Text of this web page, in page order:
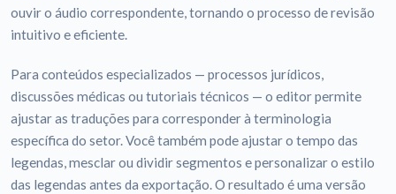
ouvir o áudio correspondente, tornando o processo de revisão
intuitivo e eficiente.
Para conteúdos especializados — processos jurídicos,
discussões médicas ou tutoriais técnicos — o editor permite
ajustar as traduções para corresponder à terminologia
específica do setor. Você também pode ajustar o tempo das
legendas, mesclar ou dividir segmentos e personalizar o estilo
das legendas antes da exportação. O resultado é uma versão